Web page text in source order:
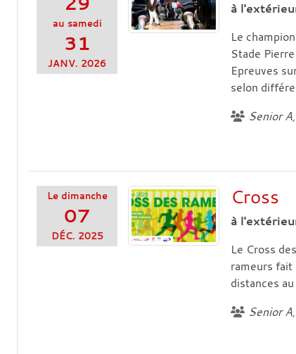
au samedi
31
JANV. 2026
à
Le
Stade
Epreuves
selon
Senior A
Le dimanche
07
DÉC. 2025
Cross
à
Le Cross
rameurs
distances
Senior A